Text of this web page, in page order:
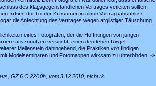
des klagsgegenständlichen Vertrages verleiten sollten.
Irrtum, der bei der Konsumentin einen Vertragsabschluss
die Anfechtung des Vertrages wegen arglistiger Täuschung.
eines Fotografen, der die Hoffnungen von jungen
auszunützen versucht, einen deutlichen Riegel
Meilenstein dahingehend, die Praktiken von findigen
Modelseminaren und Fotomappen wirksam zu unterbinden. <-
GZ 6 C 22/10h, vom 3.12.2010, nicht rk